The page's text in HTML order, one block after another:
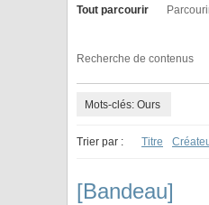
Tout parcourir
Recherche de contenus
Mots-clés: Ours
Trier par : Titre
[Bandeau]